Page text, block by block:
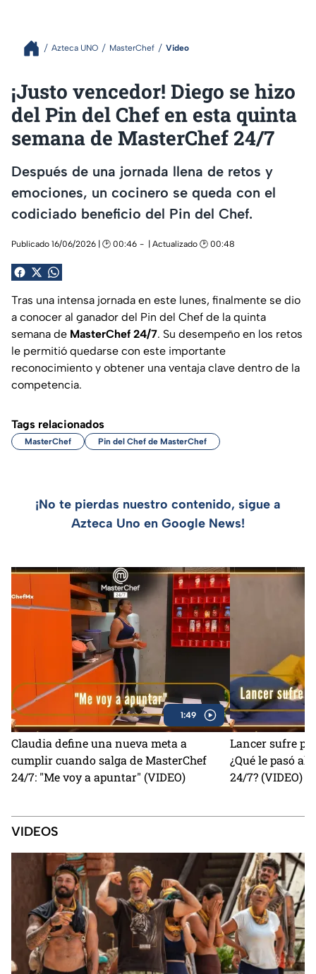
Azteca UNO MasterChef Video
¡Justo vencedor! Diego se hizo
del Pin del Chef en esta quinta
semana de MasterChef 24/7
Después de una jornada llena de retos y
emociones, un cocinero se queda con el
codiciado beneficio del Pin del Chef.
Publicado 16/06/2026 | 🕑 00:46 | Actualizado 🕑 00:48
Tras una intensa jornada en este lunes, finalmente se dio
a conocer al ganador del Pin del Chef de la quinta
semana de MasterChef 24/7. Su desempeño en los retos
le permitió quedarse con este importante
reconocimiento y obtener una ventaja clave dentro de la
competencia.
Tags relacionados
MasterChef Pin del Chef de MasterChef
¡No te pierdas nuestro contenido, sigue a
Azteca Uno en Google News!
1:49
Claudia define una nueva meta a
cumplir cuando salga de MasterChef
24/7: "Me voy a apuntar" (VIDEO)
Lancer sufre
¿Qué le pasó al
24/7? (VIDEO)
VIDEOS